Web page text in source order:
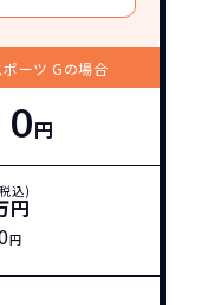
ーツ Gの場合
0円
円
込)
円